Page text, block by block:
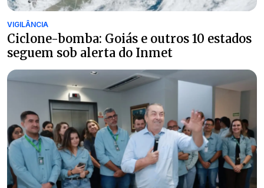
VIGILÂNCIA
Ciclone-bomba: Goiás e outros 10 estados
seguem sob alerta do Inmet